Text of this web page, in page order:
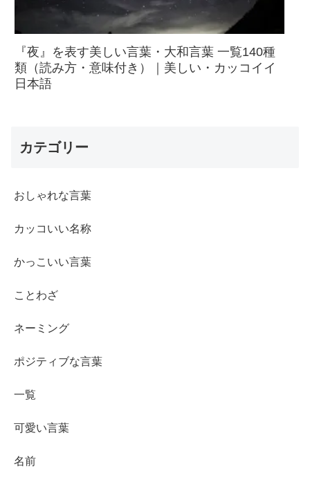
『夜』を表す美しい言葉・大和言葉 一覧140種
類（読み方・意味付き）｜美しい・カッコイイ
日本語
カテゴリー
おしゃれな言葉
カッコいい名称
かっこいい言葉
ことわざ
ネーミング
ポジティブな言葉
一覧
可愛い言葉
名前